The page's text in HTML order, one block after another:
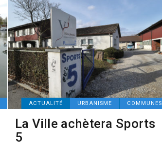
ACTUALITÉ URBANISME COMMUNES
La Ville achètera Sports
5